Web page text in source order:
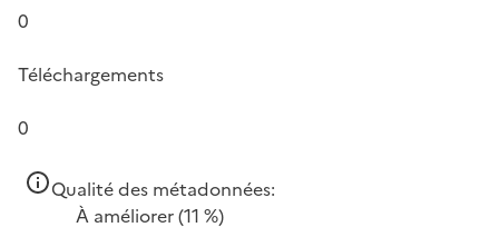
0
Téléchargements
0
Qualité des métadonnées:
À améliorer(11 %)